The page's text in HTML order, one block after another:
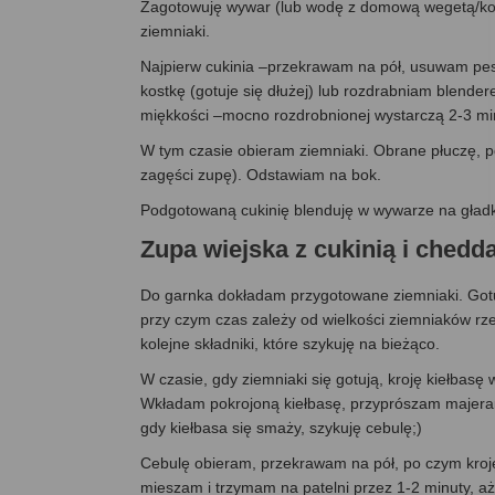
Zagotowuję wywar (lub wodę z domową wegetą/
ziemniaki.
Najpierw cukinia –przekrawam na pół, usuwam
kostkę (gotuje się dłużej) lub rozdrabniam
miękkości –mocno rozdrobnionej wystarczą 2-3
W tym czasie obieram ziemniaki. Obrane płuczę,
zagęści zupę). Odstawiam na bok.
Podgotowaną cukinię blenduję w wywarze na
Zupa wiejska z cukinią i
Do garnka dokładam przygotowane ziemniaki.
przy czym czas zależy od wielkości ziemniaków
kolejne składniki, które szykuję na bieżąco.
W czasie, gdy ziemniaki się gotują, kroję kiełbasę
Wkładam pokrojoną kiełbasę, przyprószam
gdy kiełbasa się smaży, szykuję cebulę;)
Cebulę obieram, przekrawam na pół, po czym
mieszam i trzymam na patelni przez 1-2 minuty,